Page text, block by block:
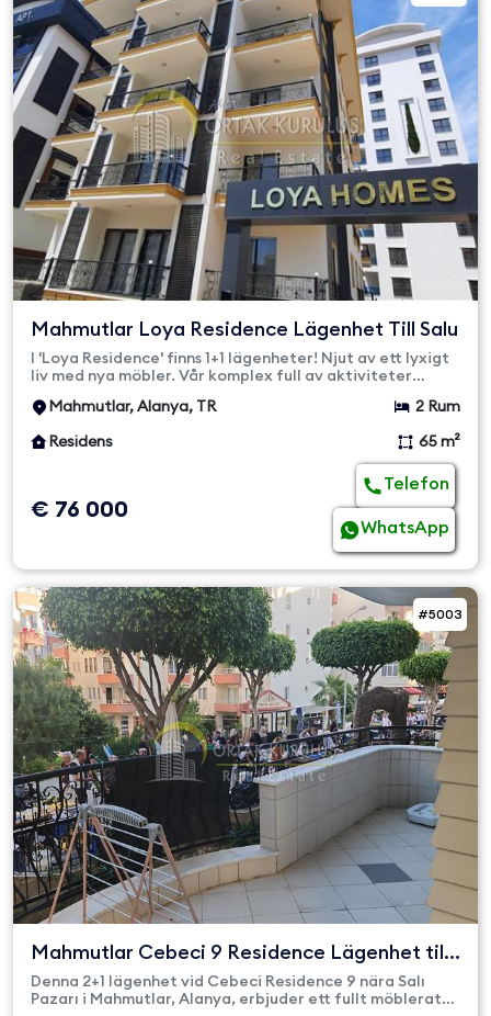
Mahmutlar Loya Residence Lägenhet Till Salu
I 'Loya Residence' finns 1+1 lägenheter! Njut av ett lyxigt
liv med nya möbler. Vår komplex full av aktiviteter
Mahmutlar, Alanya, TR
2 Rum
Residens
65 m²
€ 76 000
Telefon
WhatsApp
#5003
Mahmutlar Cebeci 9 Residence Lägenhet till
salu
Denna 2+1 lägenhet vid Cebeci Residence 9 nära Salı
Pazarı i Mahmutlar, Alanya, erbjuder ett fullt möblerat